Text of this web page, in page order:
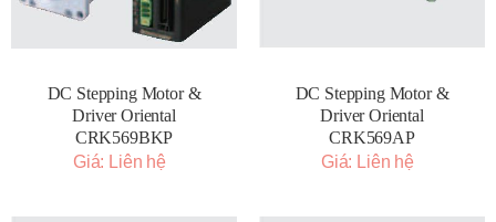
DC Stepping Motor &
Driver Oriental
CRK569BKP
Giá: Liên hệ
DC Stepping Motor &
Driver Oriental
CRK569AP
Giá: Liên hệ